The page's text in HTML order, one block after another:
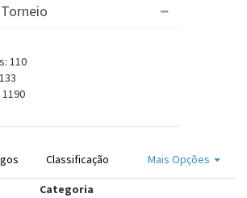
110
Mais Opções
Classificação
Categoria